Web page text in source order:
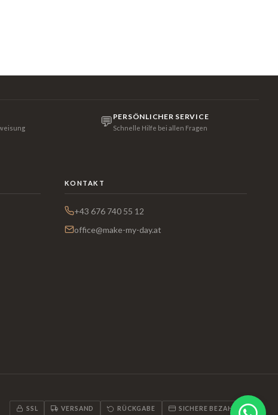
💬 PERSÖNLICHER SERVICE
Schnelle Hilfe bei allen Fragen
KONTAKT
+43 676 740 55 12
office@make-my-day.at
SSL VERSAND RÜCKGABE SICHERE BEZAHLUNG